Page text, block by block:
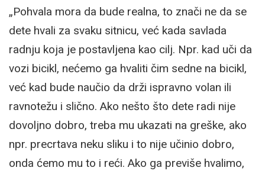
„Pohvala mora da bude realna, to znači ne da se
dete hvali za svaku sitnicu, već kada savlada
radnju koja je postavljena kao cilj. Npr. kad uči da
vozi bicikl, nećemo ga hvaliti čim sedne na bicikl,
već kad bude naučio da drži ispravno volan ili
ravnotežu i slično. Ako nešto što dete radi nije
dovoljno dobro, treba mu ukazati na greške, ako
npr. precrtava neku sliku i to nije učinio dobro,
onda ćemo mu to i reći. Ako ga previše hvalimo,